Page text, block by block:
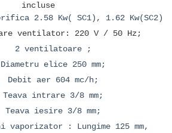
incluse
2.58 Kw( SC1), 1.62 Kw(SC2)
ventilator: 220 V / 50 Hz;
2 ventilatoare ;
Diametru elice 250 mm;
Debit aer 604 mc/h;
Teava intrare 3/8 mm;
Teava iesire 3/8 mm;
vaporizator : Lungime 125 mm,